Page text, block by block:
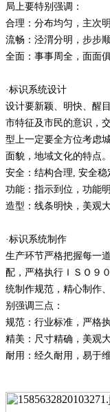
局上要特别强调：
合理：分布均匀，主次
流畅：泾渭分明，步步
全面：事事周全，面面
·标识系统设计
设计要新颖、明快、醒
市特征及市民的意识，
型上一定要全方位考虑
面貌，地域文化的特点
安全：结构合理 安全稳
功能：指示到位，功能
造型：线条明快，美观
·标识系统制作
生产环节严格把握每一
配，严格执行ＩＳＯ９
统制作规范，精心制作
别强调三点：
规范：行业标准，严格
精美：尺寸精确，美观
耐用：经久耐用，易于